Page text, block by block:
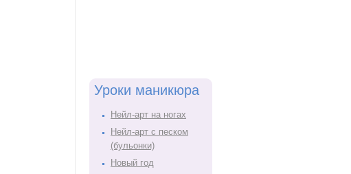
Уроки маникюра
Нейл-арт на ногах
Нейл-арт с песком
(бульонки)
Новый год